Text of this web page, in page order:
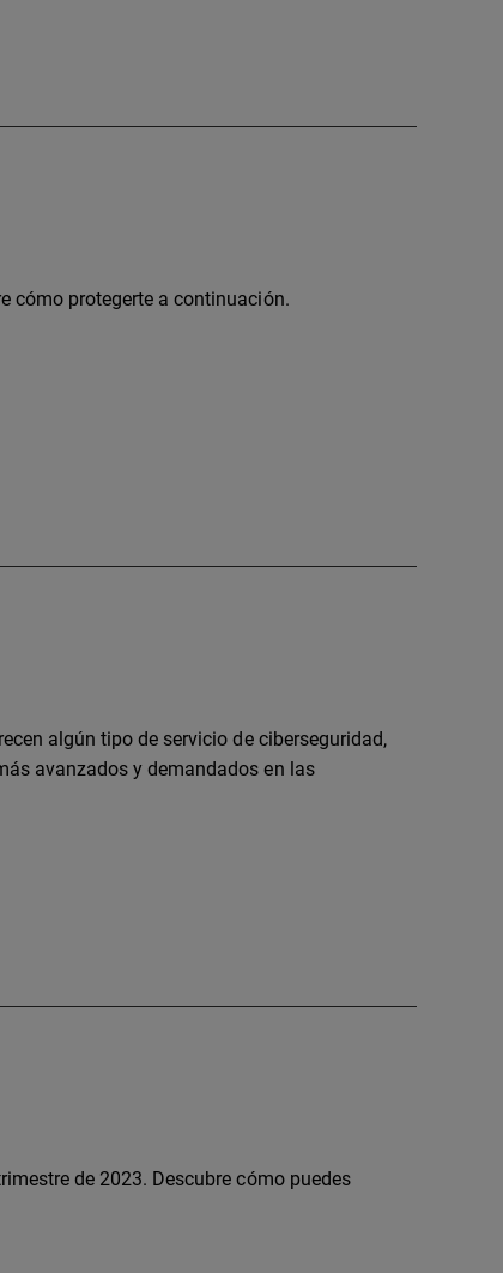
cómo protegerte a continuación.
algún tipo de servicio de ciberseguridad,
avanzados y demandados en las
de 2023. Descubre cómo puedes